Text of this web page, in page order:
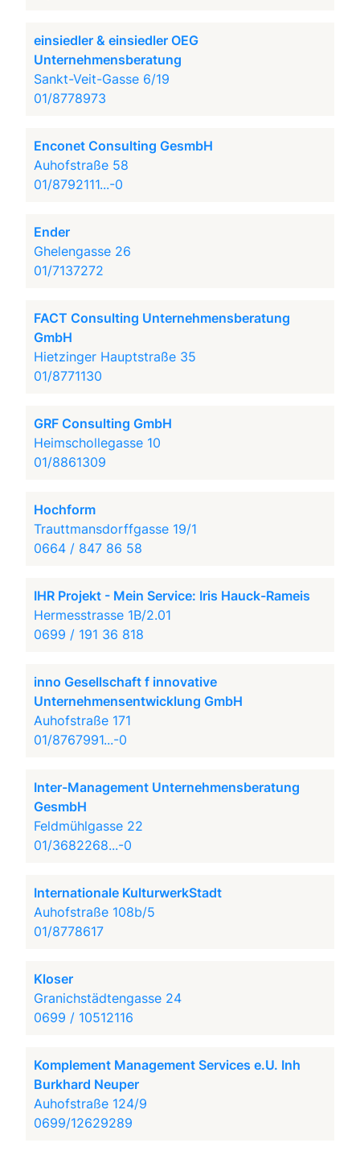
einsiedler & einsiedler OEG
Unternehmensberatung
Sankt-Veit-Gasse 6/19
01/8778973
Enconet Consulting GesmbH
Auhofstraße 58
01/8792111...-0
Ender
Ghelengasse 26
01/7137272
FACT Consulting Unternehmensberatung
GmbH
Hietzinger Hauptstraße 35
01/8771130
GRF Consulting GmbH
Heimschollegasse 10
01/8861309
Hochform
Trauttmansdorffgasse 19/1
0664 / 847 86 58
IHR Projekt - Mein Service: Iris Hauck-Rameis
Hermesstrasse 1B/2.01
0699 / 191 36 818
inno Gesellschaft f innovative
Unternehmensentwicklung GmbH
Auhofstraße 171
01/8767991...-0
Inter-Management Unternehmensberatung
GesmbH
Feldmühlgasse 22
01/3682268...-0
Internationale KulturwerkStadt
Auhofstraße 108b/5
01/8778617
Kloser
Granichstädtengasse 24
0699 / 10512116
Komplement Management Services e.U. Inh
Burkhard Neuper
Auhofstraße 124/9
0699/12629289